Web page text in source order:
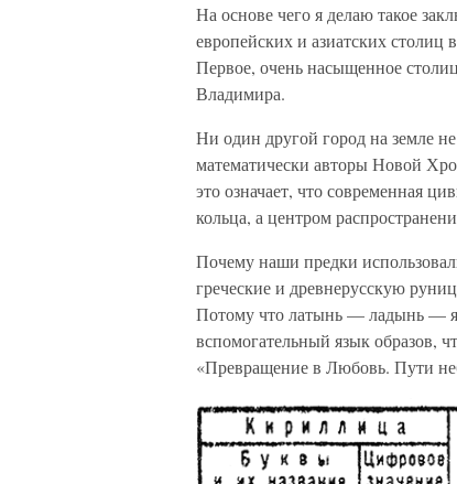
На основе чего я делаю такое
европейских и азиатских
Первое, очень насыщенное
Владимира.
Ни один другой город на земле
математически авторы Новой
это означает, что современная
кольца, а центром
Почему наши предки
греческие и древнерусскую
Потому что латынь — ладынь —
вспомогательный язык образов,
«Превращение в Любовь. Пути